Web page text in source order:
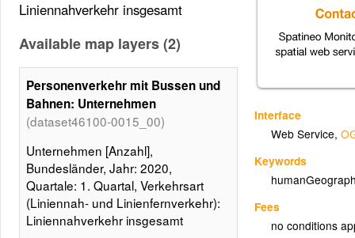
Interface
Web Service,
Keywords
Fees
no conditions
Liniennahverkehr insgesamt
Available map layers (2)
Personenverkehr mit Bussen und
Bahnen: Unternehmen
(dataset46100-0015_00)
Unternehmen [Anzahl],
Bundesländer, Jahr: 2020,
Quartale: 1. Quartal, Verkehrsart
(Liniennah- und Linienfernverkehr):
Liniennahverkehr insgesamt